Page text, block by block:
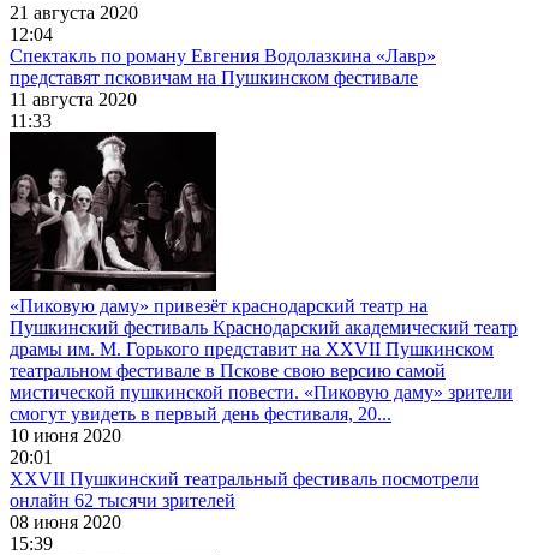
21 августа 2020
12:04
Спектакль по роману Евгения Водолазкина «Лавр»
представят псковичам на Пушкинском фестивале
11 августа 2020
11:33
«Пиковую даму» привезёт краснодарский театр на
Пушкинский фестиваль Краснодарский академический театр
драмы им. М. Горького представит на XXVII Пушкинском
театральном фестивале в Пскове свою версию самой
мистической пушкинской повести. «Пиковую даму» зрители
смогут увидеть в первый день фестиваля, 20...
10 июня 2020
20:01
XXVII Пушкинский театральный фестиваль посмотрели
онлайн 62 тысячи зрителей
08 июня 2020
15:39